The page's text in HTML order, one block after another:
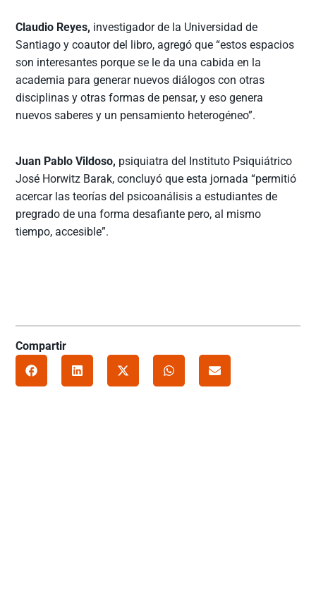
Claudio Reyes, investigador de la Universidad de
Santiago y coautor del libro, agregó que “estos espacios
son interesantes porque se le da una cabida en la
academia para generar nuevos diálogos con otras
disciplinas y otras formas de pensar, y eso genera
nuevos saberes y un pensamiento heterogéneo”.
Juan Pablo Vildoso, psiquiatra del Instituto Psiquiátrico
José Horwitz Barak, concluyó que esta jornada “permitió
acercar las teorías del psicoanálisis a estudiantes de
pregrado de una forma desafiante pero, al mismo
tiempo, accesible”.
Compartir